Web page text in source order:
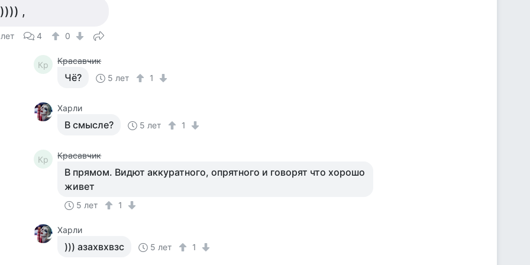
,
4 0
Кр Красавчик
Чё? 5 лет 1
Харли
В смысле? 5 лет 1
Кр Красавчик
В прямом. Видют аккуратного, опрятного и говорят что хорошо
живет
5 лет 1
Харли
))) азахвхвзс 5 лет 1